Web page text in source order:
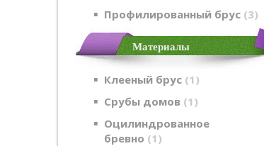
Профилированный брус 3
Материалы
Клееный брус 1
Срубы домов 1
Оцилиндрованное
бревно 1